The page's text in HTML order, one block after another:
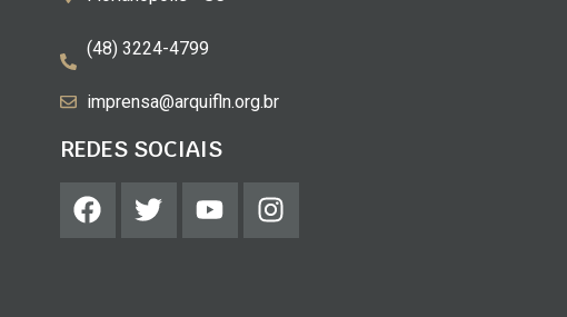
(48) 3224-4799
imprensa@arquifln.org.br
REDES SOCIAIS